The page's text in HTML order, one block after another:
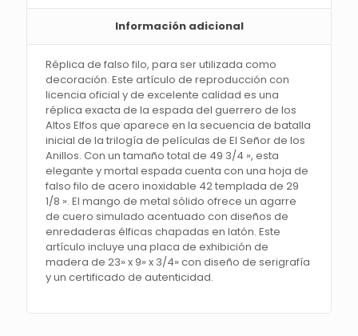
Información adicional
Réplica de falso filo, para ser utilizada como
decoración. Este artículo de reproducción con
licencia oficial y de excelente calidad es una
réplica exacta de la espada del guerrero de los
Altos Elfos que aparece en la secuencia de batalla
inicial de la trilogía de películas de El Señor de los
Anillos. Con un tamaño total de 49 3/4 », esta
elegante y mortal espada cuenta con una hoja de
falso filo de acero inoxidable 42 templada de 29
1/8 ». El mango de metal sólido ofrece un agarre
de cuero simulado acentuado con diseños de
enredaderas élficas chapadas en latón. Este
artículo incluye una placa de exhibición de
madera de 23» x 9» x 3/4» con diseño de serigrafía
y un certificado de autenticidad.